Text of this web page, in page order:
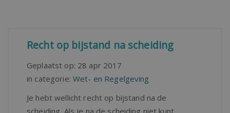
Recht op bijstand na scheiding
Geplaatst op: 28 apr 2017
in categorie: Wet- en Regelgeving
Je hebt wellicht recht op bijstand na de